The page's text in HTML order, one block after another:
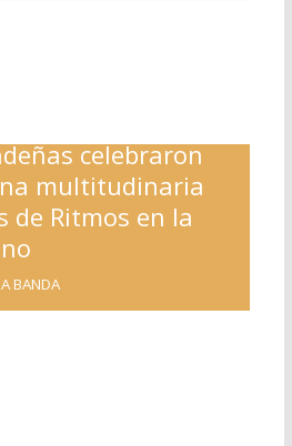
celebraron
multitudinaria
de Ritmos en la
BANDA